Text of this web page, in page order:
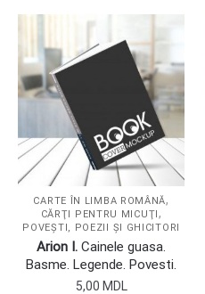
CARTE ÎN LIMBA ROMÂNĂ,
CĂRŢI PENTRU MICUŢI,
POVEŞTI, POEZII ŞI GHICITORI
Arion I. Cainele guasa.
Basme. Legende. Povesti.
5,00 MDL